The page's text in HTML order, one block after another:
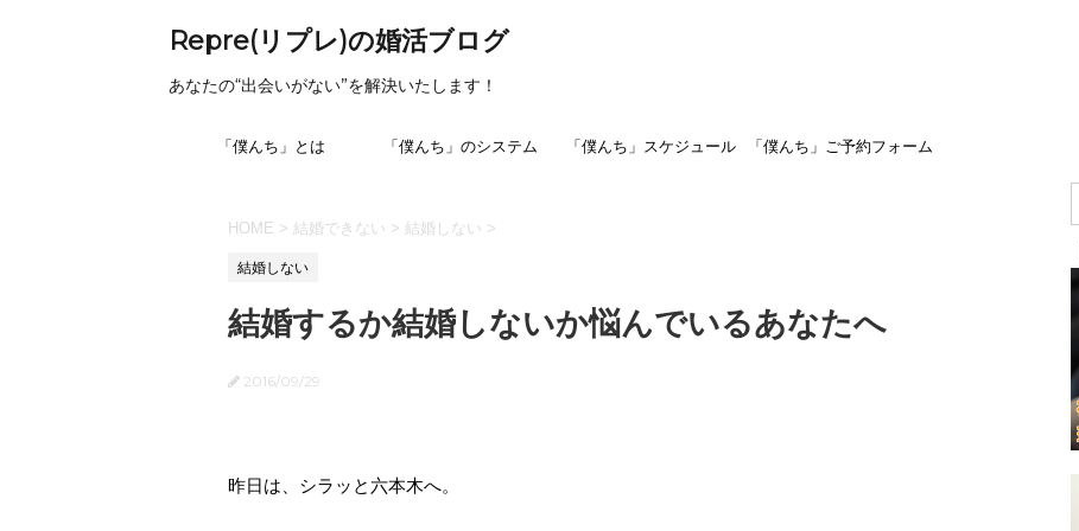
Repre(リプレ)の婚活ブログ
あなたの“出会いがない”を解決いたします！
「僕んち」とは 「僕んち」のシステム 「僕んち」スケジュール 「僕んち」ご予約フォーム
HOME > 結婚できない > 結婚しない >
結婚しない
結婚するか結婚しないか悩んでいるあなたへ
2016/09/29
昨日は、シラッと六本木へ。